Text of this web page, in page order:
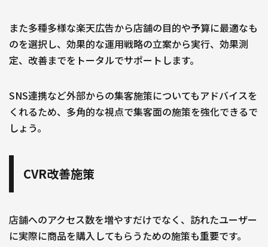
また多種多様な楽天広告から店舗の目的や予算に最適なも
のを選択し、効果的な運用戦略の立案から実行、効果測
定、改善までをトータルでサポートします。
SNS連携など外部からの集客施策についてもアドバイスを
くれるため、多角的な視点で集客面の施策を強化できるで
しょう。
CVR改善施策
店舗へのアクセス数を増やすだけでなく、訪れたユーザー
に実際に商品を購入してもらうための施策も重要です。